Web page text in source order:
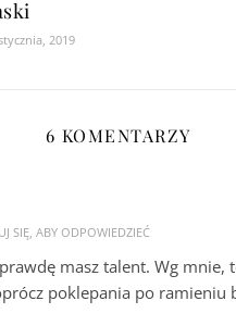
2019
6 KOMENTARZY
SIĘ, ABY ODPOWIEDZIEĆ
masz talent. Wg mnie,
poklepania po